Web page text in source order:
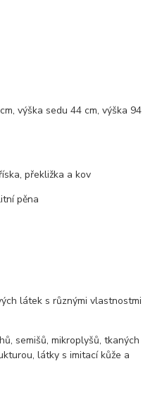
výška sedu 44 cm, výška 94
překližka a kov
pěna
látek s různými vlastnostmi
semišů, mikroplyšů, tkaných
látky s imitací kůže a